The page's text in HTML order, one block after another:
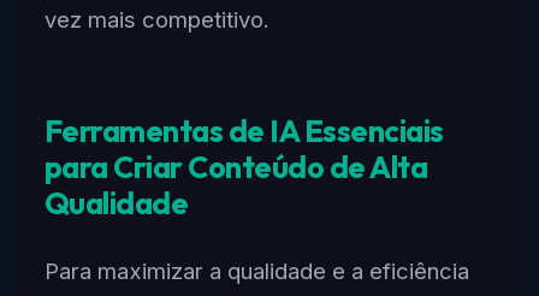
vez mais competitivo.
Ferramentas de IA Essenciais
para Criar Conteúdo de Alta
Qualidade
Para maximizar a qualidade e a eficiência